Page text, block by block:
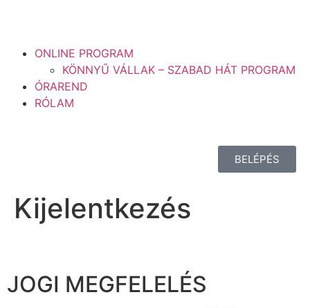
ONLINE PROGRAM
KÖNNYŰ VÁLLAK – SZABAD HÁT PROGRAM
ÓRAREND
RÓLAM
BELÉPÉS
Kijelentkezés
JOGI MEGFELELÉS